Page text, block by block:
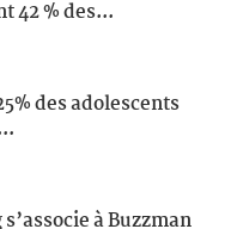
42 % des...
des adolescents
à Buzzman